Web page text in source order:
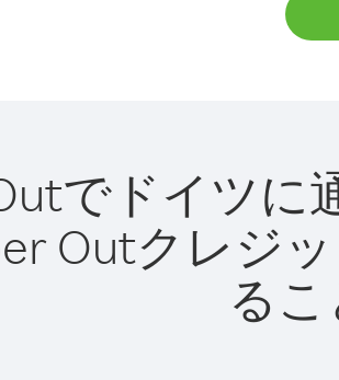
でドイツに
Outクレジ
るこ